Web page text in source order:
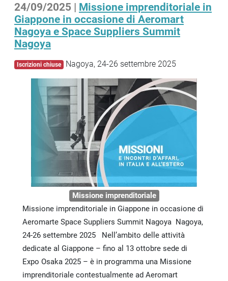
24/09/2025 | Missione imprenditoriale in
Giappone in occasione di Aeromart
Nagoya e Space Suppliers Summit
Nagoya
Iscrizioni chiuse Nagoya, 24-26 settembre 2025
Missione imprenditoriale
Missione imprenditoriale in Giappone in occasione di
Aeromarte Space Suppliers Summit Nagoya Nagoya,
24-26 settembre 2025 Nell’ambito delle attività
dedicate al Giappone – fino al 13 ottobre sede di
Expo Osaka 2025 – è in programma una Missione
imprenditoriale contestualmente ad Aeromart